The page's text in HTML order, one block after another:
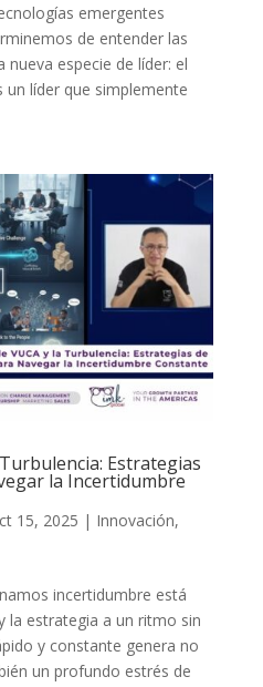
emergentes
de entender las
especie de líder: el
un líder que simplemente
Estrategias
la Incertidumbre
15, 2025 | Innovación,
incertidumbre está
la estrategia a un ritmo sin
y constante genera no
un profundo estrés de